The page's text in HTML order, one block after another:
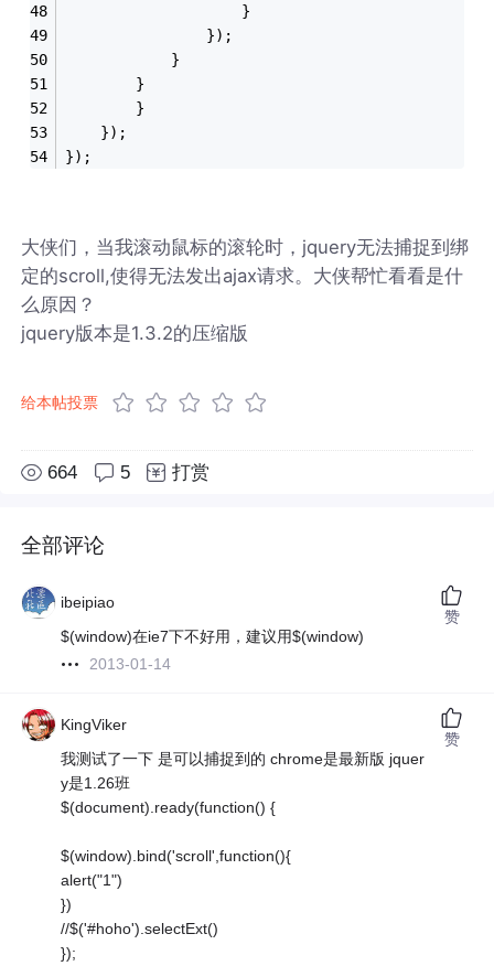
                    }
                });
            }
        }
        }
    });
});
大侠们，当我滚动鼠标的滚轮时，jquery无法捕捉到绑
定的scroll,使得无法发出ajax请求。大侠帮忙看看是什
么原因？
jquery版本是1.3.2的压缩版
给本帖投票
664 5 打赏
全部评论
ibeipiao
$(window)在ie7下不好用，建议用$(window)
2013-01-14
赞
KingViker
我测试了一下 是可以捕捉到的 chrome是最新版 jquer
y是1.26班
$(document).ready(function() {
$(window).bind('scroll',function(){
alert("1")
})
//$('#hoho').selectExt()
});
赞